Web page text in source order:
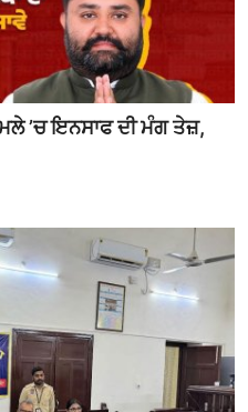
’ਚ ਇਨਸਾਫ ਦੀ ਮੰਗ ਤੇਜ਼,